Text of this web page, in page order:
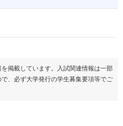
掲載しています。入試関連情報は一部
、必ず大学発行の学生募集要項等でご